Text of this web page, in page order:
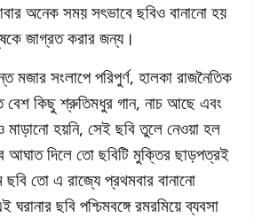
অনেক সময় সৎভাবে ছবিও বানানো হয়
জাগ্রত করার জন্য।
মজার সংলাপে পরিপুর্ণ, হালকা রাজনৈতিক
বেশ কিছু শ্রুতিমধুর গান, নাচ আছে এবং
মাড়ানো হয়নি, সেই ছবি তুলে নেওয়া হল
আঘাত দিলে তো ছবিটি মুক্তির ছাড়পত্রই
তো এ রাজ্যে প্রথমবার বানানো
ছবি পশ্চিমবঙ্গে রমরমিয়ে ব্যবসা